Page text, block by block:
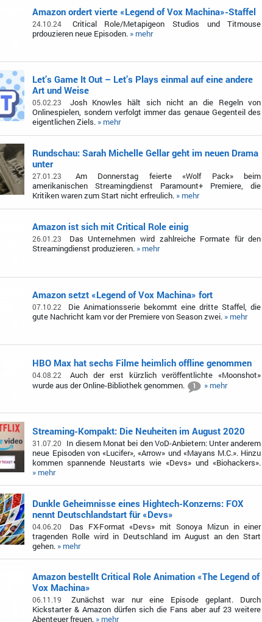
Amazon ordert vierte «Legend of Vox Machina»-Staffel
24.10.24
Critical Role/Metapigeon Studios und Titmouse
prdouzieren neue Episoden. » mehr
Let’s Game It Out – Let’s Plays einmal auf eine andere
Art und Weise
05.02.23
Josh Knowles hält sich nicht an die Regeln von
Onlinespielen, sondern verfolgt immer das genaue Gegenteil des
eigentlichen Ziels. » mehr
Rundschau: Sarah Michelle Gellar geht im neuen Drama
unter
27.01.23
Am Donnerstag feierte «Wolf Pack» beim
amerikanischen Streamingdienst Paramount+ Premiere, die
Kritiken waren zum Start nicht erfreulich. » mehr
Amazon ist sich mit Critical Role einig
26.01.23
Das Unternehmen wird zahlreiche Formate für den
Streamingdienst produzieren. » mehr
Amazon setzt «Legend of Vox Machina» fort
07.10.22
Die Animationsserie bekommt eine dritte Staffel, die
gute Nachricht kam vor der Premiere von Season zwei. » mehr
HBO Max hat sechs Filme heimlich offline genommen
04.08.22
Auch der erst kürzlich veröffentlichte «Moonshot»
wurde aus der Online-Bibliothek genommen.
1 » mehr
Streaming-Kompakt: Die Neuheiten im August 2020
31.07.20
In diesem Monat bei den VoD-Anbietern: Unter anderem
neue Episoden von «Lucifer», «Arrow» und «Mayans M.C.». Hinzu
kommen spannende Neustarts wie «Devs» und «Biohackers».
» mehr
Dunkle Geheimnisse eines Hightech-Konzerns: FOX
nennt Deutschlandstart für «Devs»
04.06.20
Das FX-Format «Devs» mit Sonoya Mizun in einer
tragenden Rolle wird in Deutschland im August an den Start
gehen. » mehr
Amazon bestellt Critical Role Animation «The Legend of
Vox Machina»
06.11.19
Zunächst war nur eine Episode geplant. Durch
Kickstarter & Amazon dürfen sich die Fans aber auf 23 weitere
Abenteuer freuen. » mehr